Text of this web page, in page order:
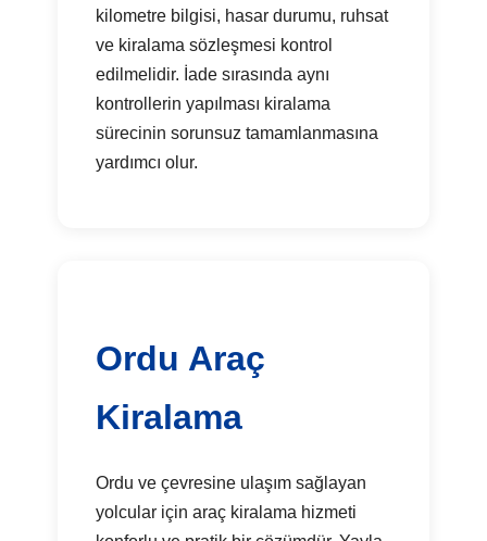
kilometre bilgisi, hasar durumu, ruhsat
ve kiralama sözleşmesi kontrol
edilmelidir. İade sırasında aynı
kontrollerin yapılması kiralama
sürecinin sorunsuz tamamlanmasına
yardımcı olur.
Ordu Araç
Kiralama
Ordu ve çevresine ulaşım sağlayan
yolcular için araç kiralama hizmeti